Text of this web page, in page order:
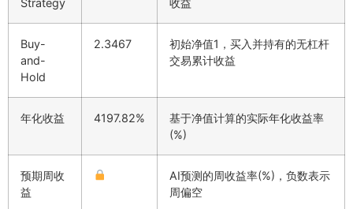
Buy-
and-
Hold
2.3467
初始净值1，买入并持有的无杠杆
交易累计收益
年化收益 4197.82%
基于净值计算的实际年化收益率
(%)
预期周收
益
AI预测的周收益率(%)，负数表示
周偏空